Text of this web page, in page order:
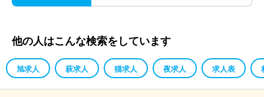
他の人はこんな検索をしています
旭求人 萩求人 猫求人 夜求人 求人表